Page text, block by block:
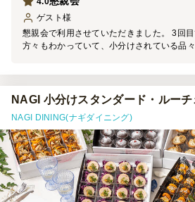
ゲスト 様
懇親会で利用させていただきました。 3回
方々もわかっていて、小分けされている品
NAGI 小分けスタンダード・ルーチ
NAGI DINING(ナギダイニング)